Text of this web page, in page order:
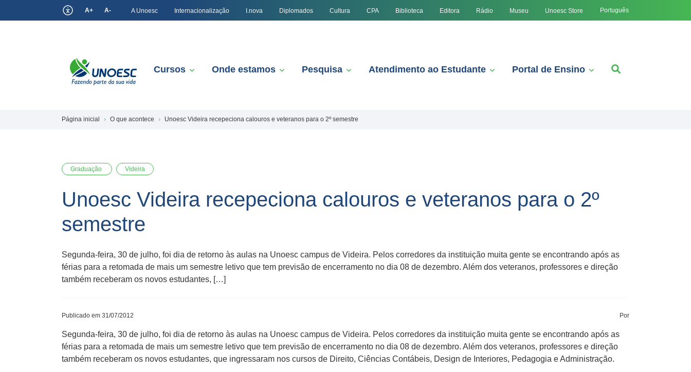
A+ A- A Unoesc Internacionalização I.nova Diplomados Cultura CPA Biblioteca Editora Rádio Museu Unoesc Store Português
Cursos Onde estamos Pesquisa Atendimento ao Estudante Portal de Ensino
Página inicial O que acontece Unoesc Videira recepeciona calouros e veteranos para o 2º semestre
Graduação Videira
Unoesc Videira recepeciona calouros e veteranos para o 2º
semestre
Segunda-feira, 30 de julho, foi dia de retorno às aulas na Unoesc campus de Videira. Pelos corredores da instituição muita gente se encontrando após as
férias para a retomada de mais um semestre letivo que tem previsão de encerramento no dia 08 de dezembro. Além dos veteranos, professores e direção
também receberam os novos estudantes, […]
Publicado em 31/07/2012 Por
Segunda-feira, 30 de julho, foi dia de retorno às aulas na Unoesc campus de Videira. Pelos corredores da instituição muita gente se encontrando após as
férias para a retomada de mais um semestre letivo que tem previsão de encerramento no dia 08 de dezembro. Além dos veteranos, professores e direção
também receberam os novos estudantes, que ingressaram nos cursos de Direito, Ciências Contábeis, Design de Interiores, Pedagogia e Administração.